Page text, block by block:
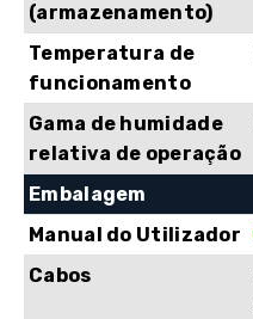
(armazenamento)
Temperatura de
funcionamento
Gama de humidade
relativa de operação
Embalagem
Manual do Utilizador
Cabos